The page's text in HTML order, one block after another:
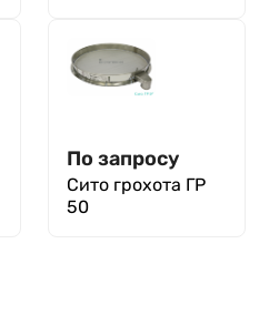
По запросу
Сито грохота ГР
50